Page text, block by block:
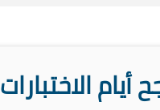
أيام الاختبارات